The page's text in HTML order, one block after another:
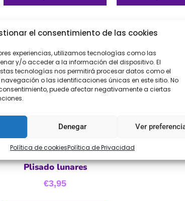
el consentimiento de las cookies
experiencias, utilizamos tecnologías como las
y/o acceder a la información del dispositivo. El
tecnologías nos permitirá procesar datos como el
o las identificaciones únicas en este sitio. No
puede afectar negativamente a ciertas
Denegar Ver
Política de cookiesPolítica de Privacidad
Plisado lunares
€3,95